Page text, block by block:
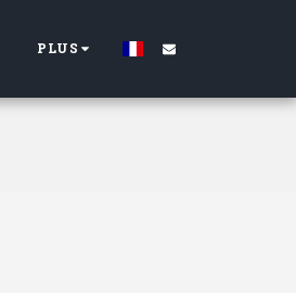
PLUS